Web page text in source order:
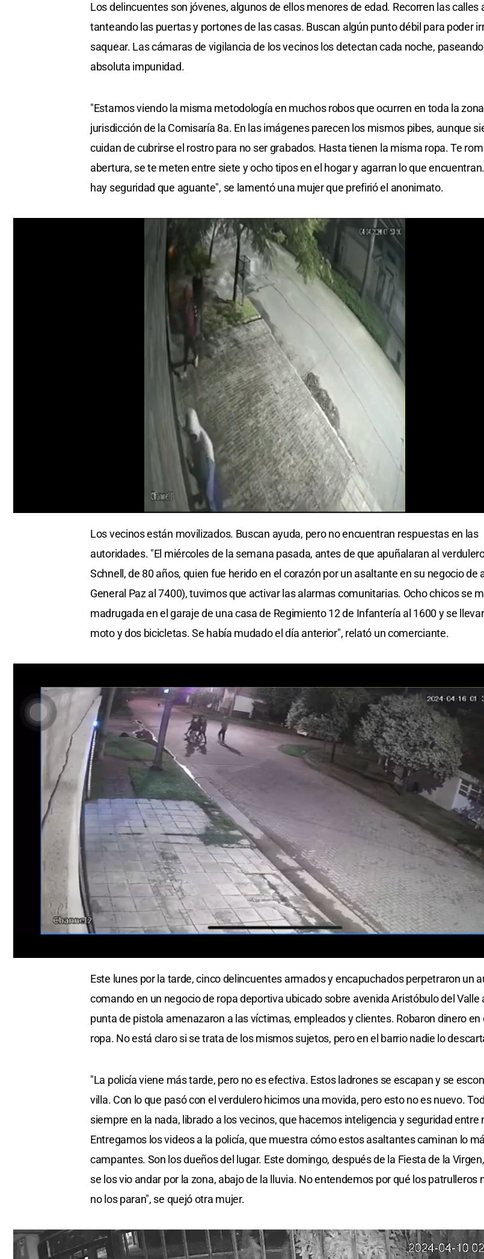
Los delincuentes son jóvenes, algunos de ellos menores de edad. Recorren las calles
tanteando las puertas y portones de las casas. Buscan algún punto débil para poder
saquear. Las cámaras de vigilancia de los vecinos los detectan cada noche,
absoluta impunidad.
"Estamos viendo la misma metodología en muchos robos que ocurren en toda la
jurisdicción de la Comisaría 8a. En las imágenes parecen los mismos pibes, aunque
cuidan de cubrirse el rostro para no ser grabados. Hasta tienen la misma ropa. Te
abertura, se te meten entre siete y ocho tipos en el hogar y agarran lo que
hay seguridad que aguante", se lamentó una mujer que prefirió el anonimato.
Los vecinos están movilizados. Buscan ayuda, pero no encuentran respuestas en las
autoridades. "El miércoles de la semana pasada, antes de que apuñalaran al
Schnell, de 80 años, quien fue herido en el corazón por un asaltante en su negocio de
General Paz al 7400), tuvimos que activar las alarmas comunitarias. Ocho chicos se
madrugada en el garaje de una casa de Regimiento 12 de Infantería al 1600 y se
moto y dos bicicletas. Se había mudado el día anterior", relató un comerciante.
Este lunes por la tarde, cinco delincuentes armados y encapuchados perpetraron un
comando en un negocio de ropa deportiva ubicado sobre avenida Aristóbulo del Valle
punta de pistola amenazaron a las víctimas, empleados y clientes. Robaron dinero en
ropa. No está claro si se trata de los mismos sujetos, pero en el barrio nadie lo
"La policía viene más tarde, pero no es efectiva. Estos ladrones se escapan y se
villa. Con lo que pasó con el verdulero hicimos una movida, pero esto no es nuevo.
siempre en la nada, librado a los vecinos, que hacemos inteligencia y seguridad entre
Entregamos los videos a la policía, que muestra cómo estos asaltantes caminan lo
campantes. Son los dueños del lugar. Este domingo, después de la Fiesta de la
se los vio andar por la zona, abajo de la lluvia. No entendemos por qué los patrulleros
no los paran", se quejó otra mujer.